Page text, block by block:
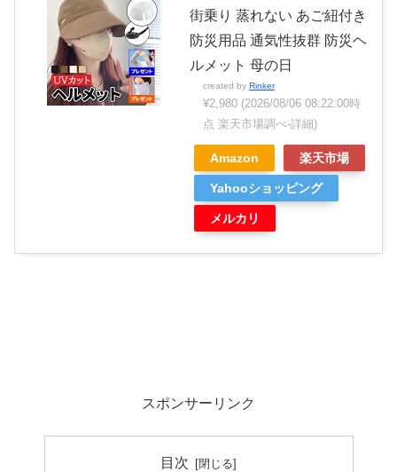
街乗り 蒸れない あご紐付き
防災用品 通気性抜群 防災ヘ
ルメット 母の日
created by Rinker
¥2,980 (2026/08/06 08:22:00時
点 楽天市場調べ-詳細)
Amazon 楽天市場
Yahooショッピング
メルカリ
スポンサーリンク
目次